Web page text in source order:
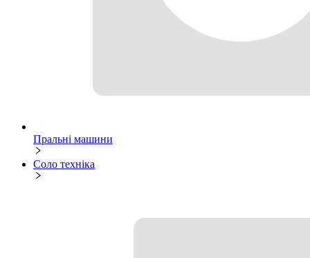
Пральні машини
Соло техніка